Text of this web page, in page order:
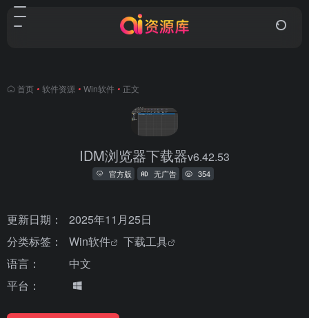
首页 • 软件资源 • Win软件 • 正文
IDM浏览器下载器v6.42.53
官方版 无广告 354
更新日期：
2025年11月25日
分类标签：
Win软件
下载工具
语言：
中文
平台：